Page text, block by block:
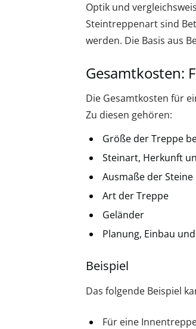
Optik und
Steintreppenart sind
werden. Die Basis aus
Gesamtkosten:
Die Gesamtkosten für
Zu diesen gehören:
Größe der Treppe
Steinart, Herkunft
Ausmaße der Steine
Art der Treppe
Geländer
Planung, Einbau
Beispiel
Das folgende Beispiel
Für eine